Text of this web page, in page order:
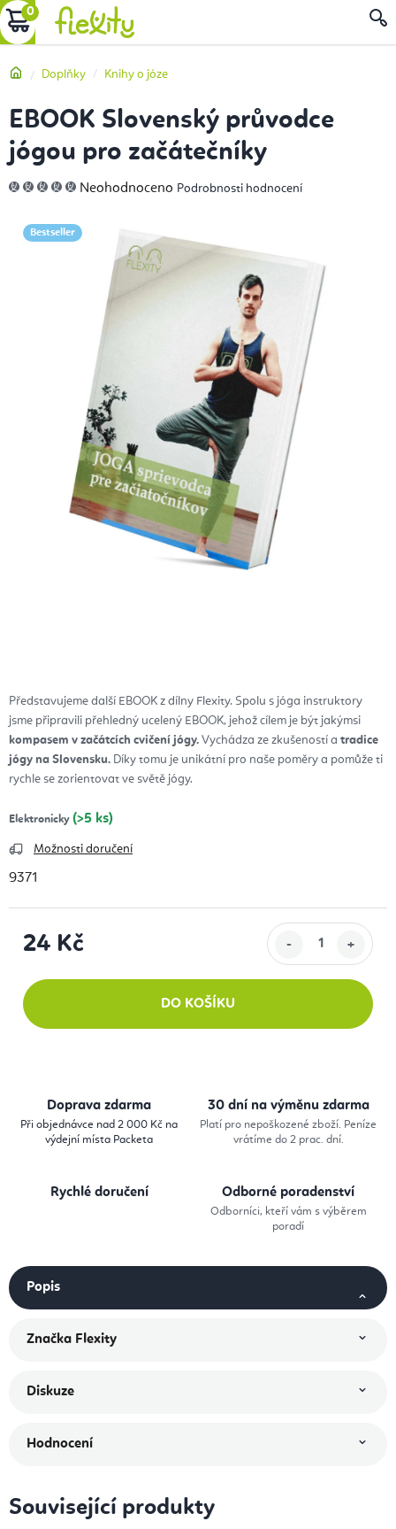
Přejít
na
NÁKUPNÍ
DomůDoplňky Knihy o józe
Představujeme další EBOOK z dílny Flexity. Spolu s jóga instruktory
jsme připravili přehledný ucelený EBOOK, jehož cílem je být jakýmsi
kompasem v začátcích cvičení jógy. Vychádza ze zkušeností a tradice
jógy na Slovensku. Díky tomu je unikátní pro naše poměry a pomůže ti
rychle se zorientovat ve světě jógy.
Elektronicky (>5 ks)
Možnosti doručení
9371
24 Kč
DO KOŠÍKU
EBOOK Slovenský průvodce
jógou pro začátečníky
Průměrné
hodnocení
0,0
z
hvězdiček.
Neohodnoceno Podrobnosti hodnocení
Bestseller
Doprava zdarma
Při objednávce nad 2 000 Kč na
výdejní místa Packeta
30 dní na výměnu zdarma
Platí pro nepoškozené zboží. Peníze
vrátíme do 2 prac. dní.
Rychlé doručení Odborné poradenství
Odborníci, kteří vám s výběrem
poradí
Popis
Značka Flexity
Diskuze
Hodnocení
Související produkty